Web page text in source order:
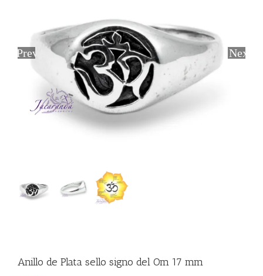
Previous Next
Anillo de Plata sello signo del Om 17 mm